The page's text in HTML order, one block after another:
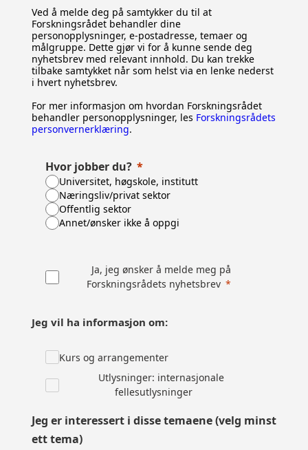
Ved å melde deg på samtykker du til at
Forskningsrådet behandler dine
personopplysninger, e-postadresse, temaer og
målgruppe. Dette gjør vi for å kunne sende deg
nyhetsbrev med relevant innhold. Du kan trekke
tilbake samtykket når som helst via en lenke nederst
i hvert nyhetsbrev.
For mer informasjon om hvordan Forskningsrådet
behandler personopplysninger, les Forskningsrådets
personvernerklæring.
Hvor jobber du?
Universitet, høgskole, institutt
Næringsliv/privat sektor
Offentlig sektor
Annet/ønsker ikke å oppgi
Ja, jeg ønsker å melde meg på
Forskningsrådets nyhetsbrev
Jeg vil ha informasjon om:
Kurs og arrangementer
Utlysninger: internasjonale
fellesutlysninger
Jeg er interessert i disse temaene (velg minst
ett tema)